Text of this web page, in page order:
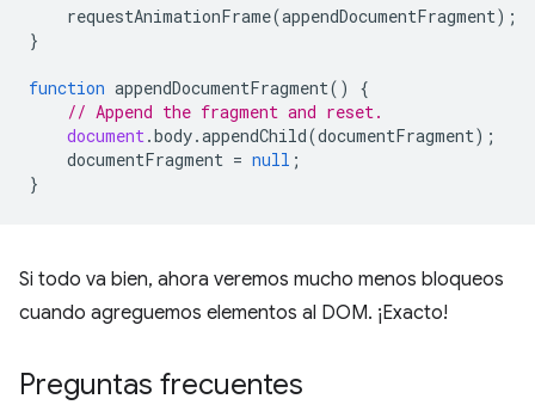
requestAnimationFrame(appendDocumentFragment);
}
function appendDocumentFragment()
{
// Append the fragment and reset.
document.body.appendChild(documentFragment);
documentFragment = null ;
}
Si todo va bien, ahora veremos mucho menos bloqueos
cuando agreguemos elementos al DOM. ¡Exacto!
Preguntas frecuentes